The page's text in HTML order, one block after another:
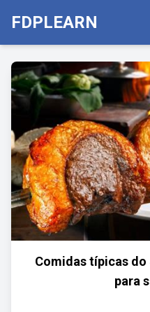
FDPLEARN
Comidas típicas
para